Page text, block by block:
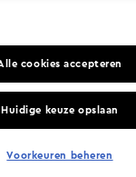
cookies accepteren
Huidige keuze opslaan
Voorkeuren beheren